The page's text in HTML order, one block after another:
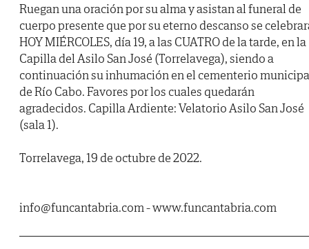
Ruegan una oración por su alma y asistan al funeral de
cuerpo presente que por su eterno descanso se
HOY MIÉRCOLES, día 19, a las CUATRO de la tarde, en la
Capilla del Asilo San José (Torrelavega), siendo a
continuación su inhumación en el cementerio
de Río Cabo. Favores por los cuales quedarán
agradecidos. Capilla Ardiente: Velatorio Asilo San José
(sala 1).
Torrelavega, 19 de octubre de 2022.
info@funcantabria.com - www.funcantabria.com